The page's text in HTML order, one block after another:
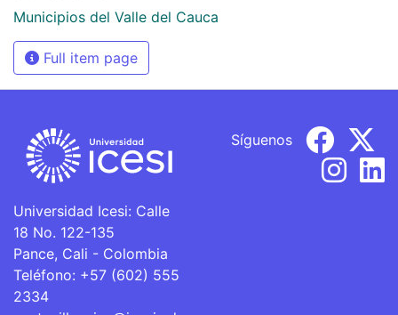
Municipios del Valle del Cauca
Full item page
Universidad Icesi: Calle
18 No. 122-135
Pance, Cali - Colombia
Teléfono: +57 (602) 555
2334
Síguenos